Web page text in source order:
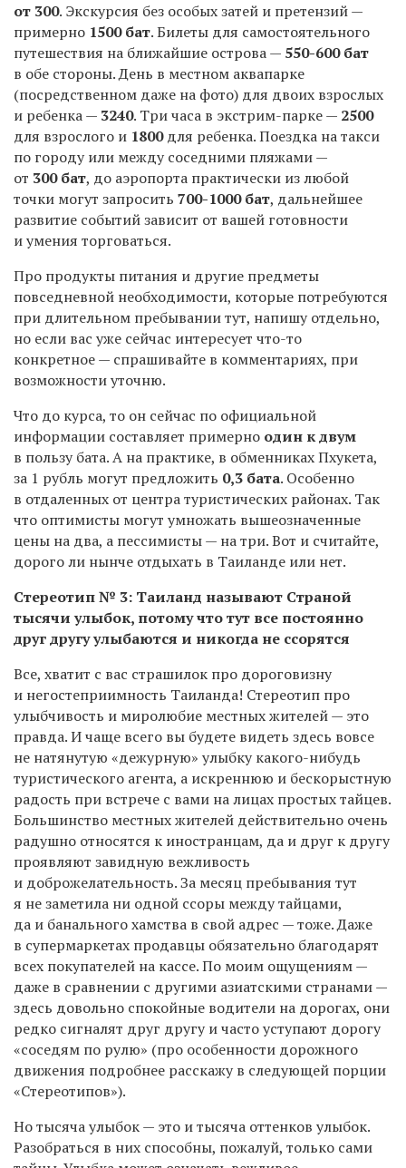
от 300. Экскурсия без особых затей и претензий —
примерно 1500 бат. Билеты для самостоятельного
путешествия на ближайшие острова — 550-600 бат
в обе стороны. День в местном аквапарке
(посредственном даже на фото) для двоих взрослых
и ребенка — 3240. Три часа в экстрим-парке — 2500
для взрослого и 1800для ребенка. Поездка на такси
по городу или между соседними пляжами —
от 300 бат, до аэропорта практически из любой
точки могут запросить 700-1000 бат, дальнейшее
развитие событий зависит от вашей готовности
и умения торговаться.
Про продукты питания и другие предметы
повседневной необходимости, которые потребуются
при длительном пребывании тут, напишу отдельно,
но если вас уже сейчас интересует что-то
конкретное — спрашивайте в комментариях, при
возможности уточню.
Что до курса, то он сейчас по официальной
информации составляет примерно один к двум
в пользу бата. А на практике, в обменниках Пхукета,
за 1 рубль могут предложить 0,3 бата. Особенно
в отдаленных от центра туристических районах. Так
что оптимисты могут умножать вышеозначенные
цены на два, а пессимисты — на три. Вот и считайте,
дорого ли нынче отдыхать в Таиланде или нет.
Стереотип № 3: Таиланд называют Страной
тысячи улыбок, потому что тут все постоянно
друг другу улыбаются и никогда не ссорятся
Все, хватит с вас страшилок про дороговизну
и негостеприимность Таиланда! Стереотип про
улыбчивость и миролюбие местных жителей — это
правда. И чаще всего вы будете видеть здесь вовсе
не натянутую «дежурную» улыбку какого-нибудь
туристического агента, а искреннюю и бескорыстную
радость при встрече с вами на лицах простых тайцев.
Большинство местных жителей действительно очень
радушно относятся к иностранцам, да и друг к другу
проявляют завидную вежливость
и доброжелательность. За месяц пребывания тут
я не заметила ни одной ссоры между тайцами,
да и банального хамства в свой адрес — тоже. Даже
в супермаркетах продавцы обязательно благодарят
всех покупателей на кассе. По моим ощущениям —
даже в сравнении с другими азиатскими странами —
здесь довольно спокойные водители на дорогах, они
редко сигналят друг другу и часто уступают дорогу
«соседям по рулю» (про особенности дорожного
движения подробнее расскажу в следующей порции
«Стереотипов»).
Но тысяча улыбок — это и тысяча оттенков улыбок.
Разобраться в них способны, пожалуй, только сами